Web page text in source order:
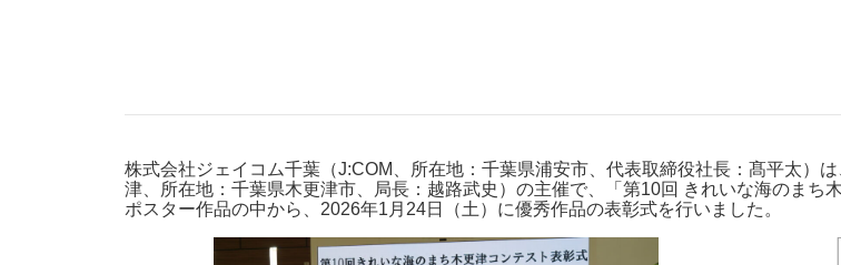
株式会社ジェイコム千葉（J:COM、所在地：千葉県浦安市、代表取締役社長：髙平太）
津、所在地：千葉県木更津市、局長：越路武史）の主催で、「第10回 きれいな海のまち
ポスター作品の中から、2026年1月24日（土）に優秀作品の表彰式を行いました。